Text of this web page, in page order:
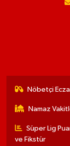
Nöbetçi
Namaz
Süper Lig
ve Fikstür